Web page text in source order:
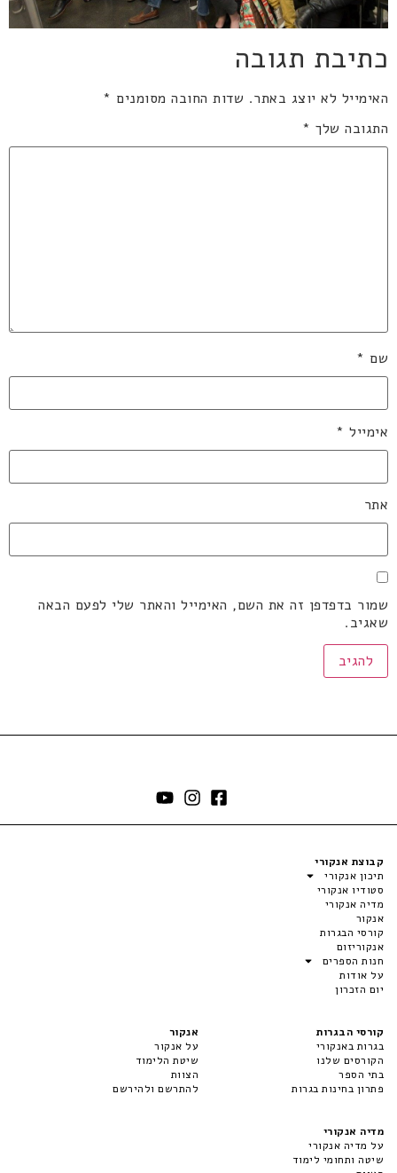
כתיבת תגובה
האימייל לא יוצג באתר. שדות החובה מסומנים *
התגובה שלך *
שם *
אימייל *
אתר
שמור בדפדפן זה את השם, האימייל והאתר שלי לפעם הבאה
שאגיב.
קבוצת אנקורי
תיכון אנקורי
סטודיו אנקורי
מדיה אנקורי
אנקור
קורסי הבגרות
אנקוריזום
חנות הספרים
על אודות
יום הזכרון
קורסי הבגרות
בגרות באנקורי
הקורסים שלנו
בתי הספר
פתרון בחינות בגרות
אנקור
על אנקור
שיטת הלימוד
הצוות
להתרשם ולהירשם
מדיה אנקורי
על מדיה אנקורי
שיטה ותחומי לימוד